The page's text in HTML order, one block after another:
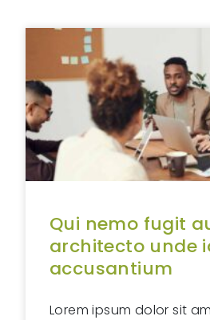
Qui nemo fugit
architecto unde
accusantium
Lorem ipsum dolor sit